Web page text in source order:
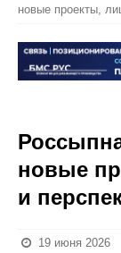
новые проекты,
новые
и
19 июня 2026